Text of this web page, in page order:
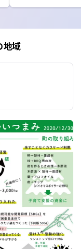
お酒を用意。
たまに下川ゆかりの
に合わせたLIVEを
地域